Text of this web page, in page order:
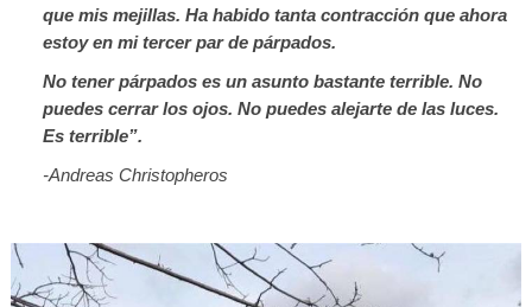
que mis mejillas. Ha habido tanta contracción que ahora
estoy en mi tercer par de párpados.
No tener párpados es un asunto bastante terrible. No
puedes cerrar los ojos. No puedes alejarte de las luces.
Es terrible”.
-Andreas Christopheros